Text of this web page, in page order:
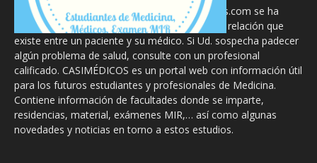
La información proporcionada en CasiMedicos.com se ha
diseñado para complementar, no substituir, la relación que
existe entre un paciente y su médico. Si Ud. sospecha padecer
algún problema de salud, consulte con un profesional
calificado. CASIMÉDICOS es un portal web con información útil
para los futuros estudiantes y profesionales de Medicina.
Contiene información de facultades donde se imparte,
residencias, material, exámenes MIR,… así como algunas
novedades y noticias en torno a estos estudios.